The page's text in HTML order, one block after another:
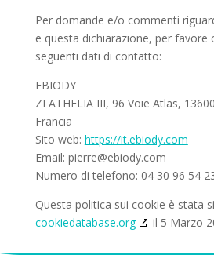
Per domande e/o commenti
e questa dichiarazione, per favore
seguenti dati di contatto:
EBIODY
ZI ATHELIA III, 96 Voie Atlas,
Francia
Sito web: https://it.ebiody.com
Email: moc.ydoibe@erreip
Numero di telefono: 04 30 96 54
Questa politica sui cookie è stata
cookiedatabase.org
il 5 Marzo